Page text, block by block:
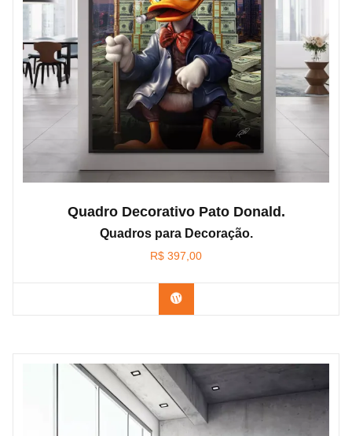
Quadro Decorativo Pato Donald.
Quadros para Decoração.
R$ 397,00
Confira os modelos